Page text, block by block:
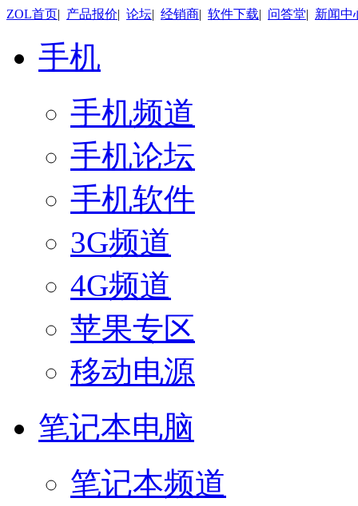
ZOL首页| 产品报价| 论坛| 经销商| 软件下载| 问答堂| 新闻中
手机
手机频道
手机论坛
手机软件
3G频道
4G频道
苹果专区
移动电源
笔记本电脑
笔记本频道